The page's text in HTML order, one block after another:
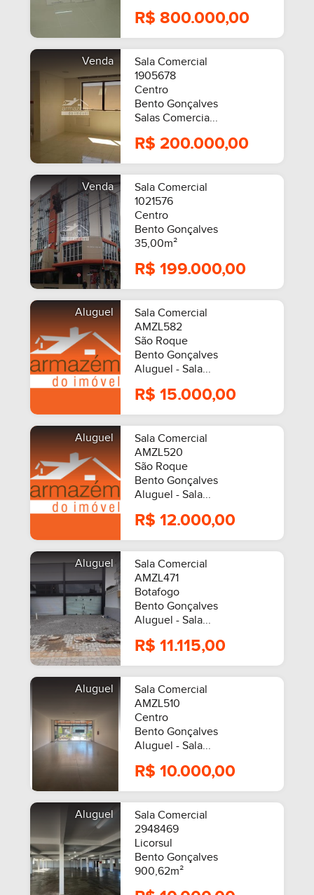
R$ 800.000,00
Venda
Sala Comercial
1905678
Centro
Bento Gonçalves
Salas Comercia...
R$ 200.000,00
Venda
Sala Comercial
1021576
Centro
Bento Gonçalves
35,00m²
R$ 199.000,00
Aluguel
Sala Comercial
AMZL582
São Roque
Bento Gonçalves
Aluguel - Sala...
R$ 15.000,00
Aluguel
Sala Comercial
AMZL520
São Roque
Bento Gonçalves
Aluguel - Sala...
R$ 12.000,00
Aluguel
Sala Comercial
AMZL471
Botafogo
Bento Gonçalves
Aluguel - Sala...
R$ 11.115,00
Aluguel
Sala Comercial
AMZL510
Centro
Bento Gonçalves
Aluguel - Sala...
R$ 10.000,00
Aluguel
Sala Comercial
2948469
Licorsul
Bento Gonçalves
900,62m²